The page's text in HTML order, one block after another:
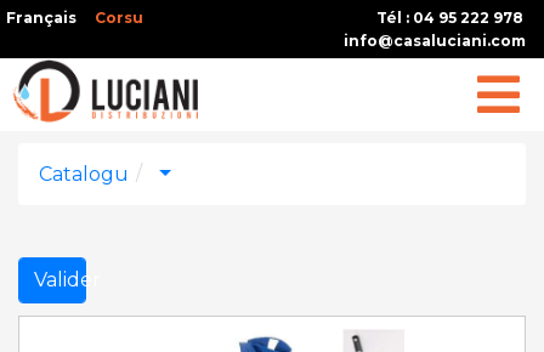
Français Corsu
Tél : 04 95 222 978
info@casaluciani.com
Catalogu
Valider